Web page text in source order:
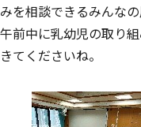
みを相談できるみんな
午前中に乳幼児の取り
きてくださいね。